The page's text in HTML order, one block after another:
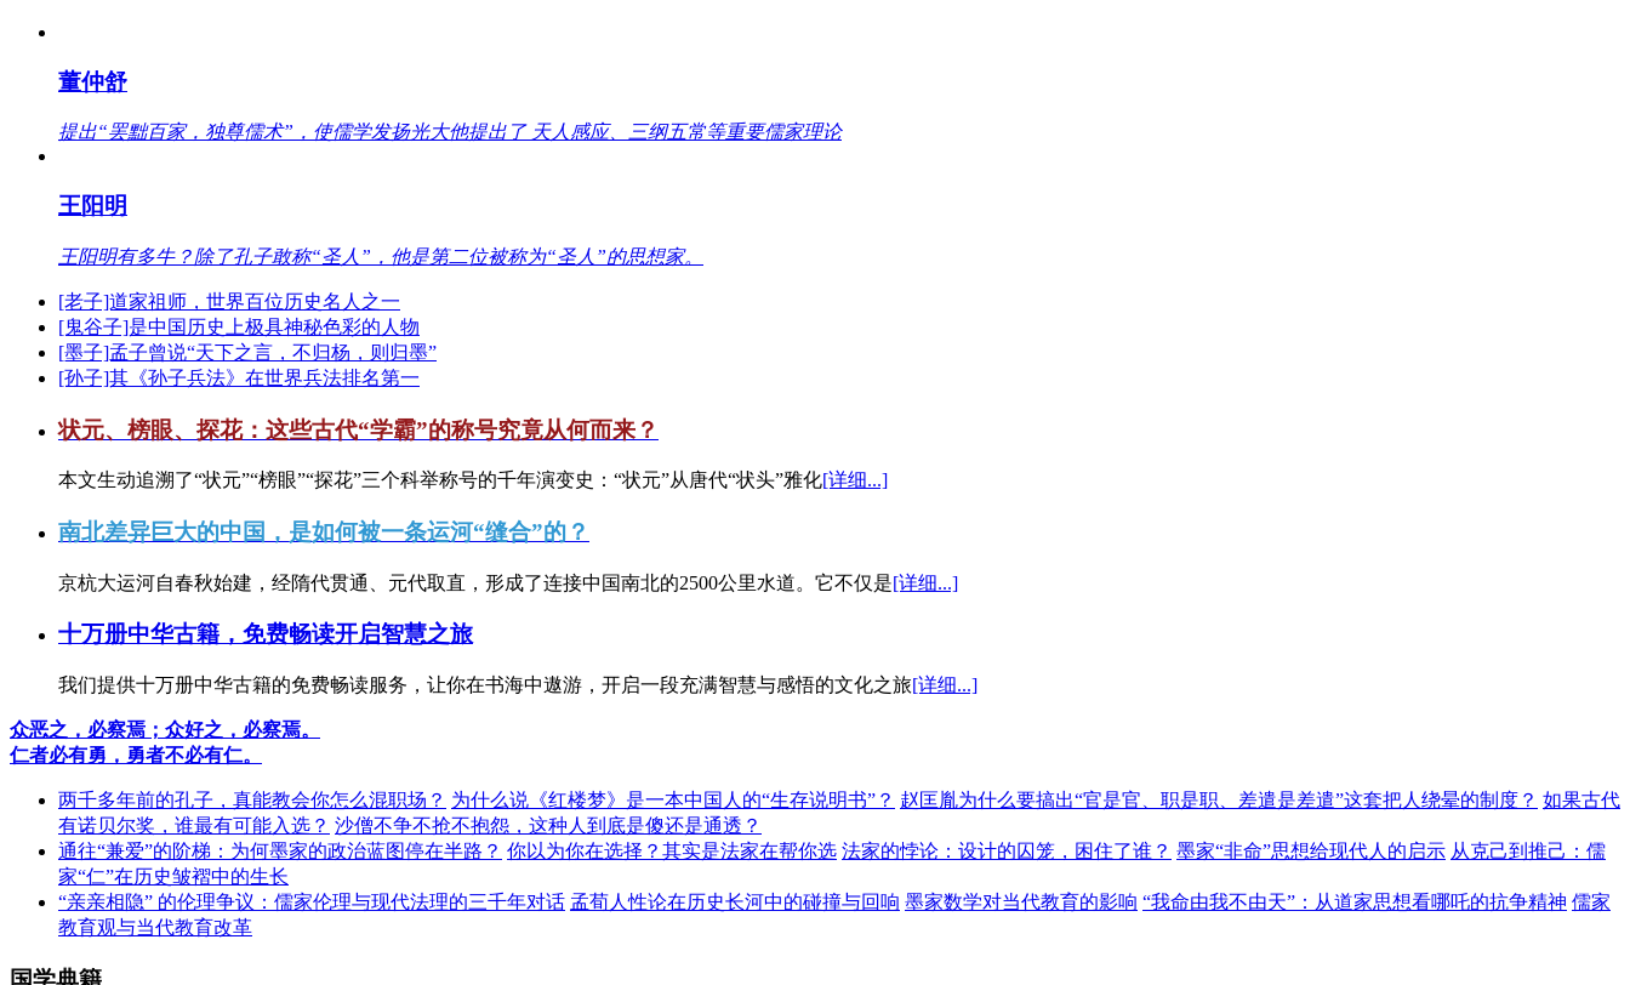
董仲舒
提出“罢黜百家，独尊儒术”，使儒学发扬光大他提出了 天人感应、三纲五常等重要儒家理论
王阳明
王阳明有多牛？除了孔子敢称“圣人”，他是第二位被称为“圣人”的思想家。
[老子]道家祖师，世界百位历史名人之一
[鬼谷子]是中国历史上极具神秘色彩的人物
[墨子]孟子曾说“天下之言，不归杨，则归墨”
[孙子]其《孙子兵法》在世界兵法排名第一
状元、榜眼、探花：这些古代“学霸”的称号究竟从何而来？
本文生动追溯了“状元”“榜眼”“探花”三个科举称号的千年演变史：“状元”从唐代“状头”雅化[详细...]
南北差异巨大的中国，是如何被一条运河“缝合”的？
京杭大运河自春秋始建，经隋代贯通、元代取直，形成了连接中国南北的2500公里水道。它不仅是[详细...]
十万册中华古籍，免费畅读开启智慧之旅
我们提供十万册中华古籍的免费畅读服务，让你在书海中遨游，开启一段充满智慧与感悟的文化之旅[详细...]
众恶之，必察焉；众好之，必察焉。
仁者必有勇，勇者不必有仁。
两千多年前的孔子，真能教会你怎么混职场？ 为什么说《红楼梦》是一本中国人的“生存说明书”？ 赵匡胤为什么要搞出“官是官、职是职、差遣是差遣”这套把人绕晕的制度？ 如果古代
有诺贝尔奖，谁最有可能入选？ 沙僧不争不抢不抱怨，这种人到底是傻还是通透？
通往“兼爱”的阶梯：为何墨家的政治蓝图停在半路？ 你以为你在选择？其实是法家在帮你选 法家的悖论：设计的囚笼，困住了谁？ 墨家“非命”思想给现代人的启示 从克己到推己：儒
家“仁”在历史皱褶中的生长
“亲亲相隐” 的伦理争议：儒家伦理与现代法理的三千年对话 孟荀人性论在历史长河中的碰撞与回响 墨家数学对当代教育的影响 “我命由我不由天”：从道家思想看哪吒的抗争精神 儒家
教育观与当代教育改革
国学典籍